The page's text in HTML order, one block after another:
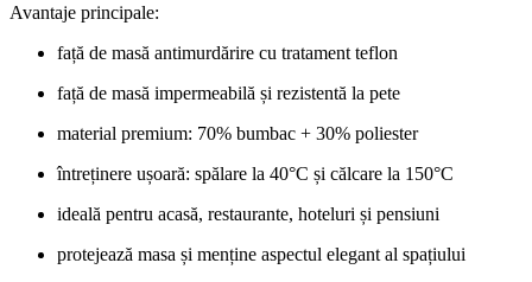
Avantaje principale:
față de masă antimurdărire cu tratament teflon
față de masă impermeabilă și rezistentă la pete
material premium: 70% bumbac + 30% poliester
întreținere ușoară: spălare la 40°C și călcare la 150°C
ideală pentru acasă, restaurante, hoteluri și pensiuni
protejează masa și menține aspectul elegant al spațiului